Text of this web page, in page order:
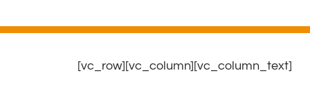
[vc_row][vc_column][vc_column_text]